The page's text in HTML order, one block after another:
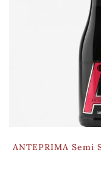
ANTEPRIMA Semi